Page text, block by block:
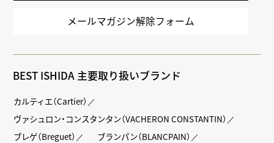
メールマガジン解除フォーム
BEST ISHIDA 主要取り扱いブランド
カルティエ（Cartier）
ヴァシュロン・コンスタンタン（VACHERON CONSTANTIN）
ブレゲ（Breguet）
ブランパン（BLANCPAIN）